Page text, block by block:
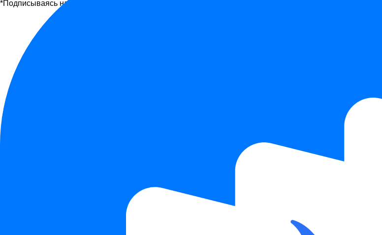
*Подписываясь на рассылку, вы соглашаетесь с офертой и условиями обработки персональных данных.